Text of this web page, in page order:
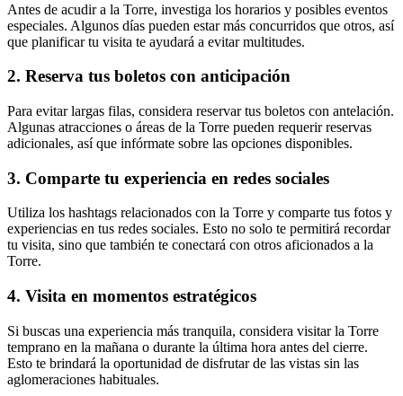
Antes de acudir a la Torre, investiga los horarios y posibles eventos
especiales. Algunos días pueden estar más concurridos que otros, así
que planificar tu visita te ayudará a evitar multitudes.
2. Reserva tus boletos con anticipación
Para evitar largas filas, considera reservar tus boletos con antelación.
Algunas atracciones o áreas de la Torre pueden requerir reservas
adicionales, así que infórmate sobre las opciones disponibles.
3. Comparte tu experiencia en redes sociales
Utiliza los hashtags relacionados con la Torre y comparte tus fotos y
experiencias en tus redes sociales. Esto no solo te permitirá recordar
tu visita, sino que también te conectará con otros aficionados a la
Torre.
4. Visita en momentos estratégicos
Si buscas una experiencia más tranquila, considera visitar la Torre
temprano en la mañana o durante la última hora antes del cierre.
Esto te brindará la oportunidad de disfrutar de las vistas sin las
aglomeraciones habituales.